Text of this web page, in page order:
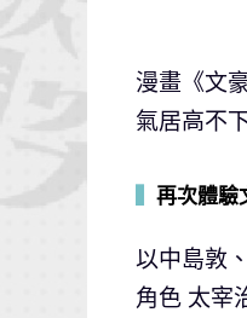
漫畫《文
氣居高不
再次體驗
以中島敦
角色 太宰